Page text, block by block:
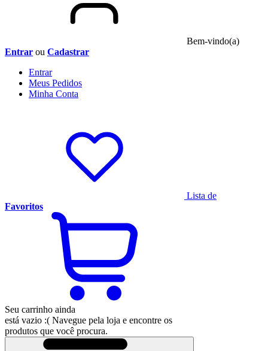
Bem-vindo(a)
Entrar ou Cadastrar
Entrar
Meus Pedidos
Minha Conta
Lista de
Favoritos
Seu carrinho ainda
está vazio :( Navegue pela loja e encontre os
produtos que você procura.